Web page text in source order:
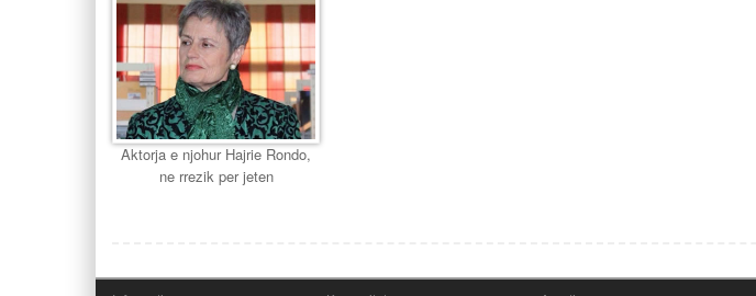
Aktorja e njohur Hajrie Rondo,
ne rrezik per jeten